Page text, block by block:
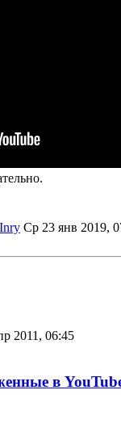
Inry Ср 23 янв 2019,
2011, 06:45
в